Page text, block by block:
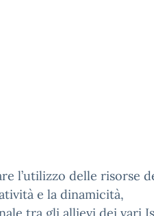
l’utilizzo delle risorse
e la dinamicità,